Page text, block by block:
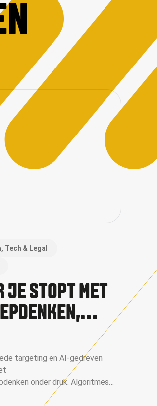
Tech & Legal
JE STOPT MET
ENIGE TOETS
VIND ÍK
LEUK?"
targeting en AI-gedreven
onder druk. Algoritmes
wie welke boodschap te zien